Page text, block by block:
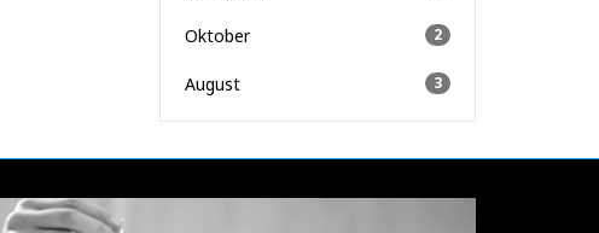
Oktober 2
August 3